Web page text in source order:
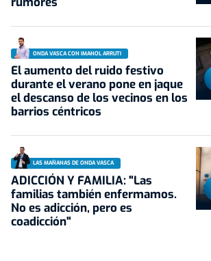
ONDA VASCA CON IMANOL ARRUTI
El aumento del ruido festivo
durante el verano pone en jaque
el descanso de los vecinos en los
barrios céntricos
LAS MAÑANAS DE ONDA VASCA
ADICCIÓN Y FAMILIA: "Las
familias también enfermamos.
No es adicción, pero es
coadicción"